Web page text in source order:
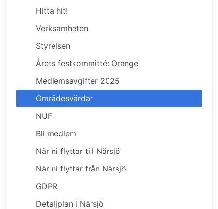
Hitta hit!
Verksamheten
Styrelsen
Årets festkommitté: Orange
Medlemsavgifter 2025
Områdesvärdar
NUF
Bli medlem
När ni flyttar till Närsjö
När ni flyttar från Närsjö
GDPR
Detaljplan i Närsjö